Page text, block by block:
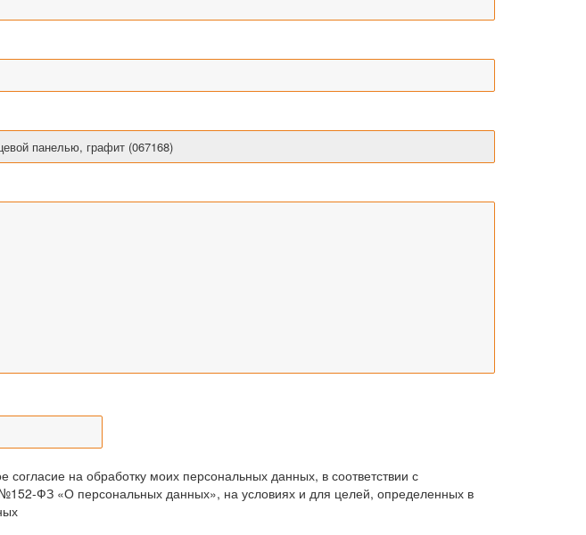
на обработку моих персональных данных, в соответствии с
ФЗ «О персональных данных», на условиях и для целей, определенных в